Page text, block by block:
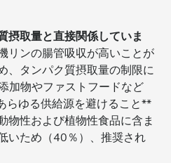
摂取量と直接関係していま
リンの腸管吸収が高いことが
、タンパク質摂取量の制限に
加物やファストフードなど
らゆる供給源を避けること**
物性および植物性食品に含ま
いため（40％）、推奨され